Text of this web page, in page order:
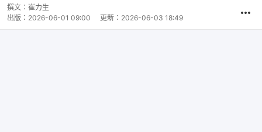
撰文： 崔力生
出版： 2026-06-01 09:00 更新： 2026-06-03 18:49